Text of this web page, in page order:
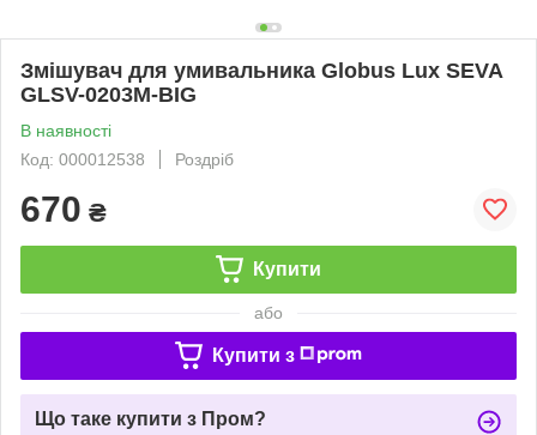
Змішувач для умивальника Globus Lux SEVA
GLSV-0203M-BIG
В наявності
Код: 000012538
Роздріб
670 ₴
Купити
або
Купити з
Що таке купити з Пром?